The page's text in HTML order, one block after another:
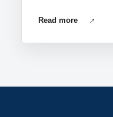
Read more